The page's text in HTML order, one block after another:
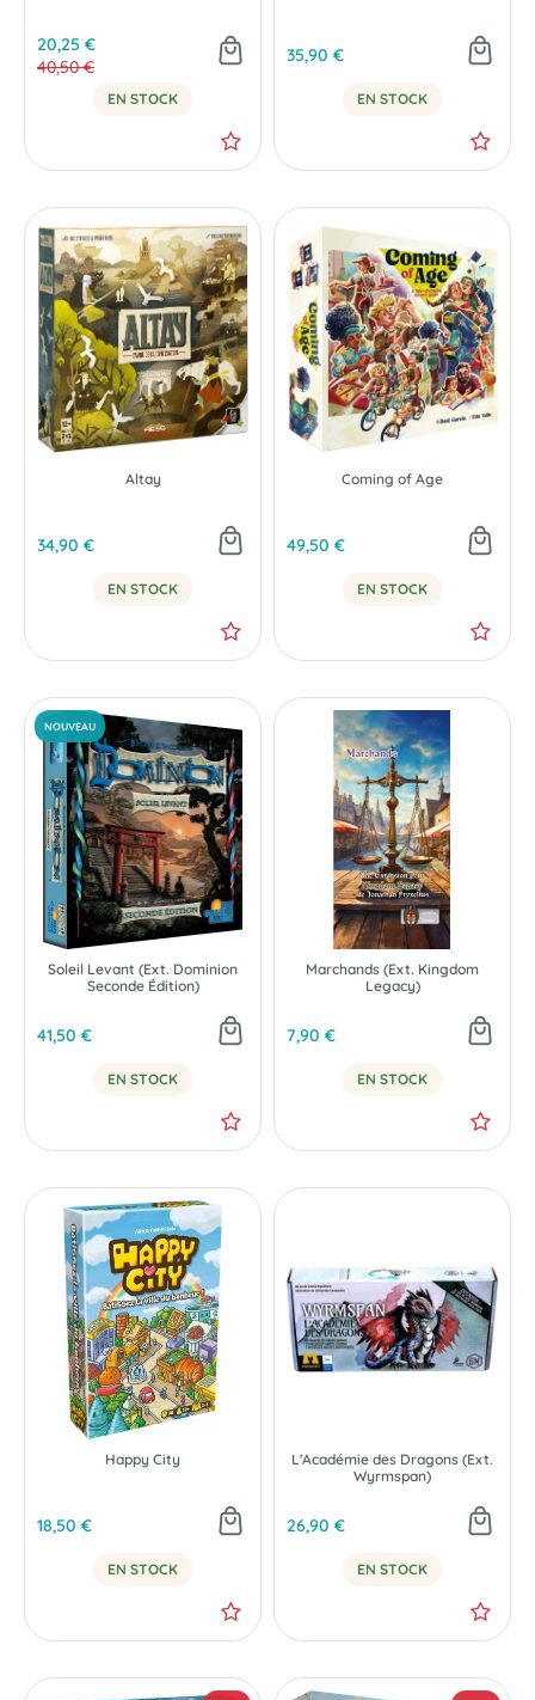
20,25 €
40,50 €
EN STOCK
35,90 €
EN STOCK
Altay
34,90 €
EN STOCK
Coming of Age
49,50 €
EN STOCK
Soleil Levant (Ext. Dominion
Seconde Édition)
41,50 €
EN STOCK
Marchands (Ext. Kingdom
Legacy)
7,90 €
EN STOCK
Happy City
18,50 €
EN STOCK
L'Académie des Dragons (Ext.
Wyrmspan)
26,90 €
EN STOCK